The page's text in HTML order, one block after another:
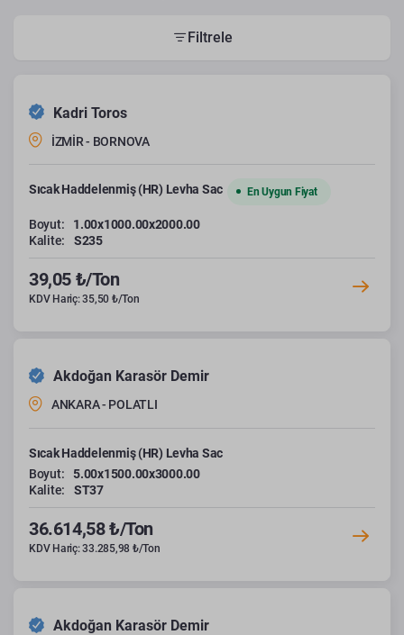
Filtrele
Kadri Toros
İZMİR - BORNOVA
Sıcak Haddelenmiş (HR) Levha Sac En Uygun Fiyat
Boyut:
1.00x1000.00x2000.00
Kalite:
S235
39,05 ₺/Ton
KDV Hariç: 35,50 ₺/Ton
Akdoğan Karasör Demir
ANKARA - POLATLI
Sıcak Haddelenmiş (HR) Levha Sac
Boyut:
5.00x1500.00x3000.00
Kalite:
ST37
36.614,58 ₺/Ton
KDV Hariç: 33.285,98 ₺/Ton
Akdoğan Karasör Demir